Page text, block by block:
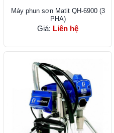
Máy phun sơn Matit QH-6900 (3
PHA)
Giá: Liên hệ